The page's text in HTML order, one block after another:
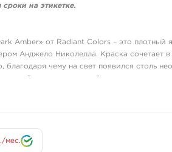
на этикетке.
Amber» от Radiant Colors – это плотный
Анджело Николелла. Краска сочетает
благодаря чему на свет появился столь
и оттенок камней янтаря.
с Анджело Николелла, компания
и повышения однородности тона.
мес.